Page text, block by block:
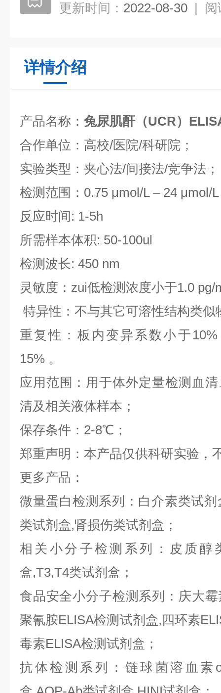
更新时间： 2022-08-30 | 阅
详情介绍
产品名称： 兔尿肌酐（UCR）
合作单位：高校/医院/科研院；
实验类型：夹心法/间接法/竞争法；
检测范围：0.75 μmol/L – 24 μmol/L
反应时间: 1-5h
所需样本体积: 50-100ul
检测波长: 450 nm
灵敏度：zui低检测浓度小于1.0 pg/
特异性：不与其它可溶性结构类似
重复性：板内变异系数小于
15% 。
应用范围：用于体外定量检测血
清及相关液体样本；
保存条件：2-8℃；
郑重声明：本产品仅供科研实验，
更多产品：
微量蛋白检测系列：白介素类试
类试剂盒,肾损伤类试剂盒；
相关小分子检测系列：皮质醇
盒,T3,T4类试剂盒；
食品安全小分子检测系列：庆大
聚氰胺ELISA检测试剂盒,四环素
毒素ELISA检测试剂盒；
抗体检测系列：链球菌溶血素